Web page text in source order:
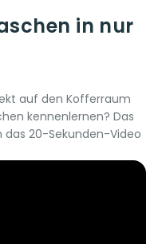
in nur
auf den Kofferraum
kennenlernen? Das
20-Sekunden-Video